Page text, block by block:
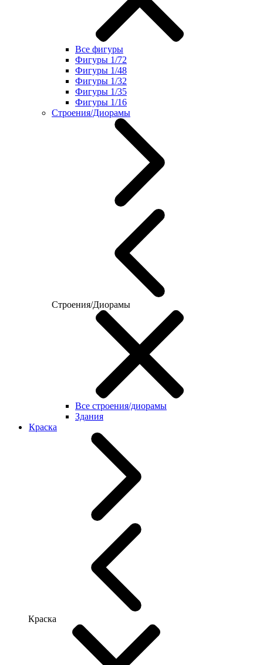
Все фигуры
Фигуры 1/72
Фигуры 1/48
Фигуры 1/32
Фигуры 1/35
Фигуры 1/16
Строения/Диорамы
Строения/Диорамы
Все строения/диорамы
Здания
Краска
Краска